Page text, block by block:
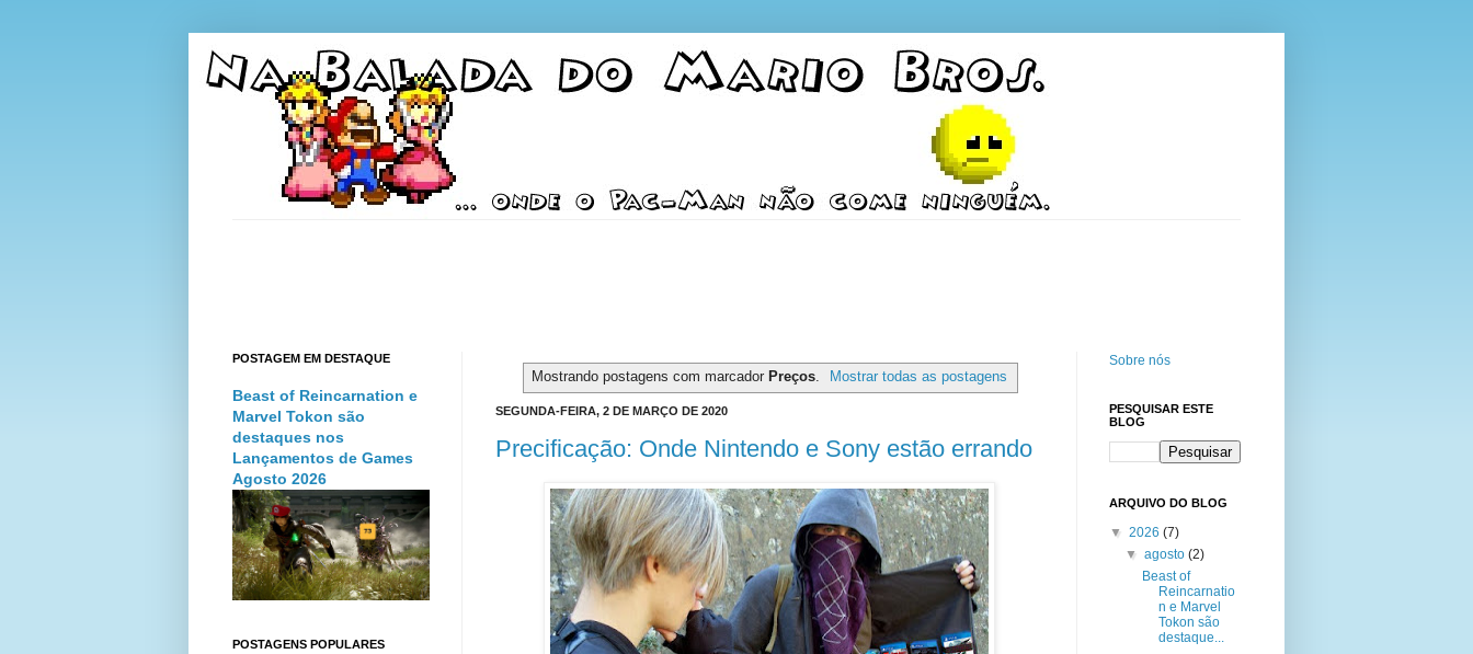
Mostrando postagens com marcador Preços. Mostrar todas as postagens
SEGUNDA-FEIRA, 2 DE MARÇO DE 2020
Precificação: Onde Nintendo e Sony estão errando
POSTAGEM EM DESTAQUE
Beast of Reincarnation e
Marvel Tokon são
destaques nos
Lançamentos de Games
Agosto 2026
POSTAGENS POPULARES
Sobre nós
PESQUISAR ESTE
BLOG
ARQUIVO DO BLOG
▼ 2026 (7)
▼agosto(2)
Beast of
Reincarnatio
n e Marvel
Tokon são
destaque...